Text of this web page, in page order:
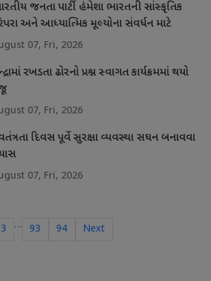
જનતા પાર્ટી હંમેશા ભારતની સાંસ્કૃતિક
અને આધ્યાત્મિક મૂલ્યોના સંવર્ધન માટે
07, Fri, 2026
રખડતા ઢોરનો પ્રશ્ન સ્વાગત કાર્યક્રમમાં થયો
07, Fri, 2026
દિવસ પૂર્વે સુરક્ષા વ્યવસ્થા સઘન બનાવવા
07, Fri, 2026
3 … 93 94 Next